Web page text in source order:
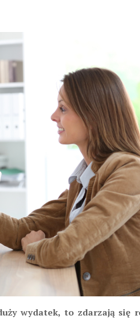
wydatek, to zdarzają się